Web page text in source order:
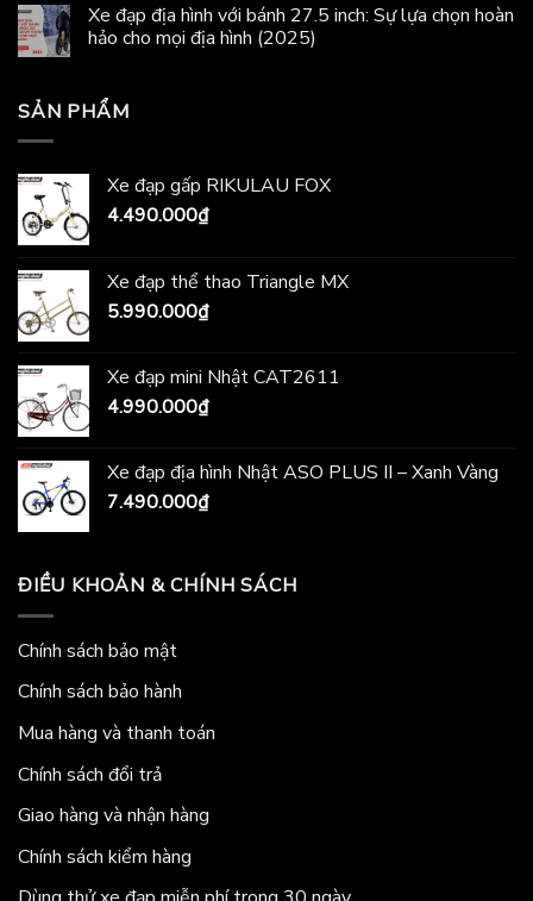
Xe đạp địa hình với bánh 27.5 inch: Sự lựa chọn hoàn
hảo cho mọi địa hình (2025)
SẢN PHẨM
Xe đạp gấp RIKULAU FOX
4.490.000₫
Xe đạp thể thao Triangle MX
5.990.000₫
Xe đạp mini Nhật CAT2611
4.990.000₫
Xe đạp địa hình Nhật ASO PLUS II – Xanh Vàng
7.490.000₫
ĐIỀU KHOẢN & CHÍNH SÁCH
Chính sách bảo mật
Chính sách bảo hành
Mua hàng và thanh toán
Chính sách đổi trả
Giao hàng và nhận hàng
Chính sách kiểm hàng